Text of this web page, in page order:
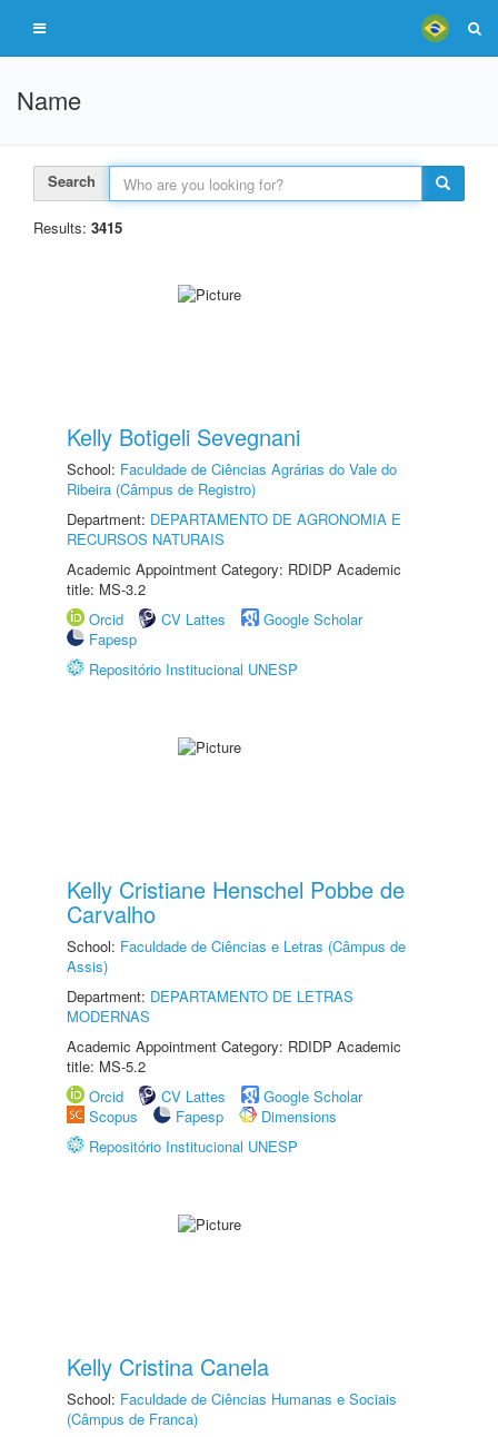
Name
Search
Results: 3415
Kelly Botigeli Sevegnani
School: Faculdade de Ciências Agrárias do Vale do
Ribeira (Câmpus de Registro)
Department: DEPARTAMENTO DE AGRONOMIA E
RECURSOS NATURAIS
Academic Appointment Category: RDIDP Academic
title: MS-3.2
Orcid
CV Lattes
Google Scholar
Fapesp
Repositório Institucional UNESP
Kelly Cristiane Henschel Pobbe de
Carvalho
School: Faculdade de Ciências e Letras (Câmpus de
Assis)
Department: DEPARTAMENTO DE LETRAS
MODERNAS
Academic Appointment Category: RDIDP Academic
title: MS-5.2
Orcid
CV Lattes
Google Scholar
Scopus
Fapesp
Dimensions
Repositório Institucional UNESP
Kelly Cristina Canela
School: Faculdade de Ciências Humanas e Sociais
(Câmpus de Franca)